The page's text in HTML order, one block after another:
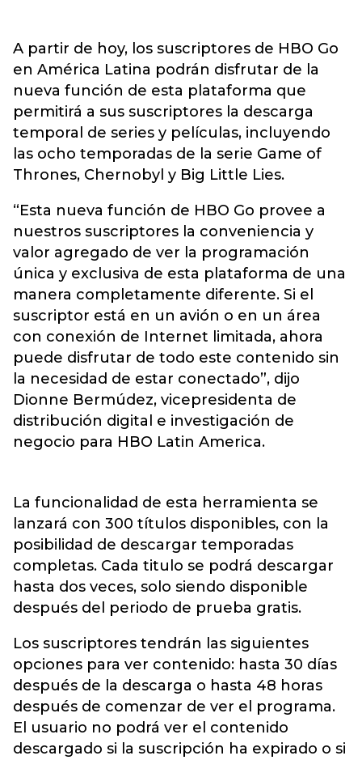
A partir de hoy, los suscriptores de HBO Go
en América Latina podrán disfrutar de la
nueva función de esta plataforma que
permitirá a sus suscriptores la descarga
temporal de series y películas, incluyendo
las ocho temporadas de la serie Game of
Thrones, Chernobyl y Big Little Lies.
“Esta nueva función de HBO Go provee a
nuestros suscriptores la conveniencia y
valor agregado de ver la programación
única y exclusiva de esta plataforma de una
manera completamente diferente. Si el
suscriptor está en un avión o en un área
con conexión de Internet limitada, ahora
puede disfrutar de todo este contenido sin
la necesidad de estar conectado”, dijo
Dionne Bermúdez, vicepresidenta de
distribución digital e investigación de
negocio para HBO Latin America.
La funcionalidad de esta herramienta se
lanzará con 300 títulos disponibles, con la
posibilidad de descargar temporadas
completas. Cada titulo se podrá descargar
hasta dos veces, solo siendo disponible
después del periodo de prueba gratis.
Los suscriptores tendrán las siguientes
opciones para ver contenido: hasta 30 días
después de la descarga o hasta 48 horas
después de comenzar de ver el programa.
El usuario no podrá ver el contenido
descargado si la suscripción ha expirado o si